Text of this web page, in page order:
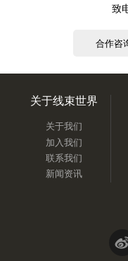
致
合作咨
关于线束世界
关于我们
加入我们
联系我们
新闻资讯